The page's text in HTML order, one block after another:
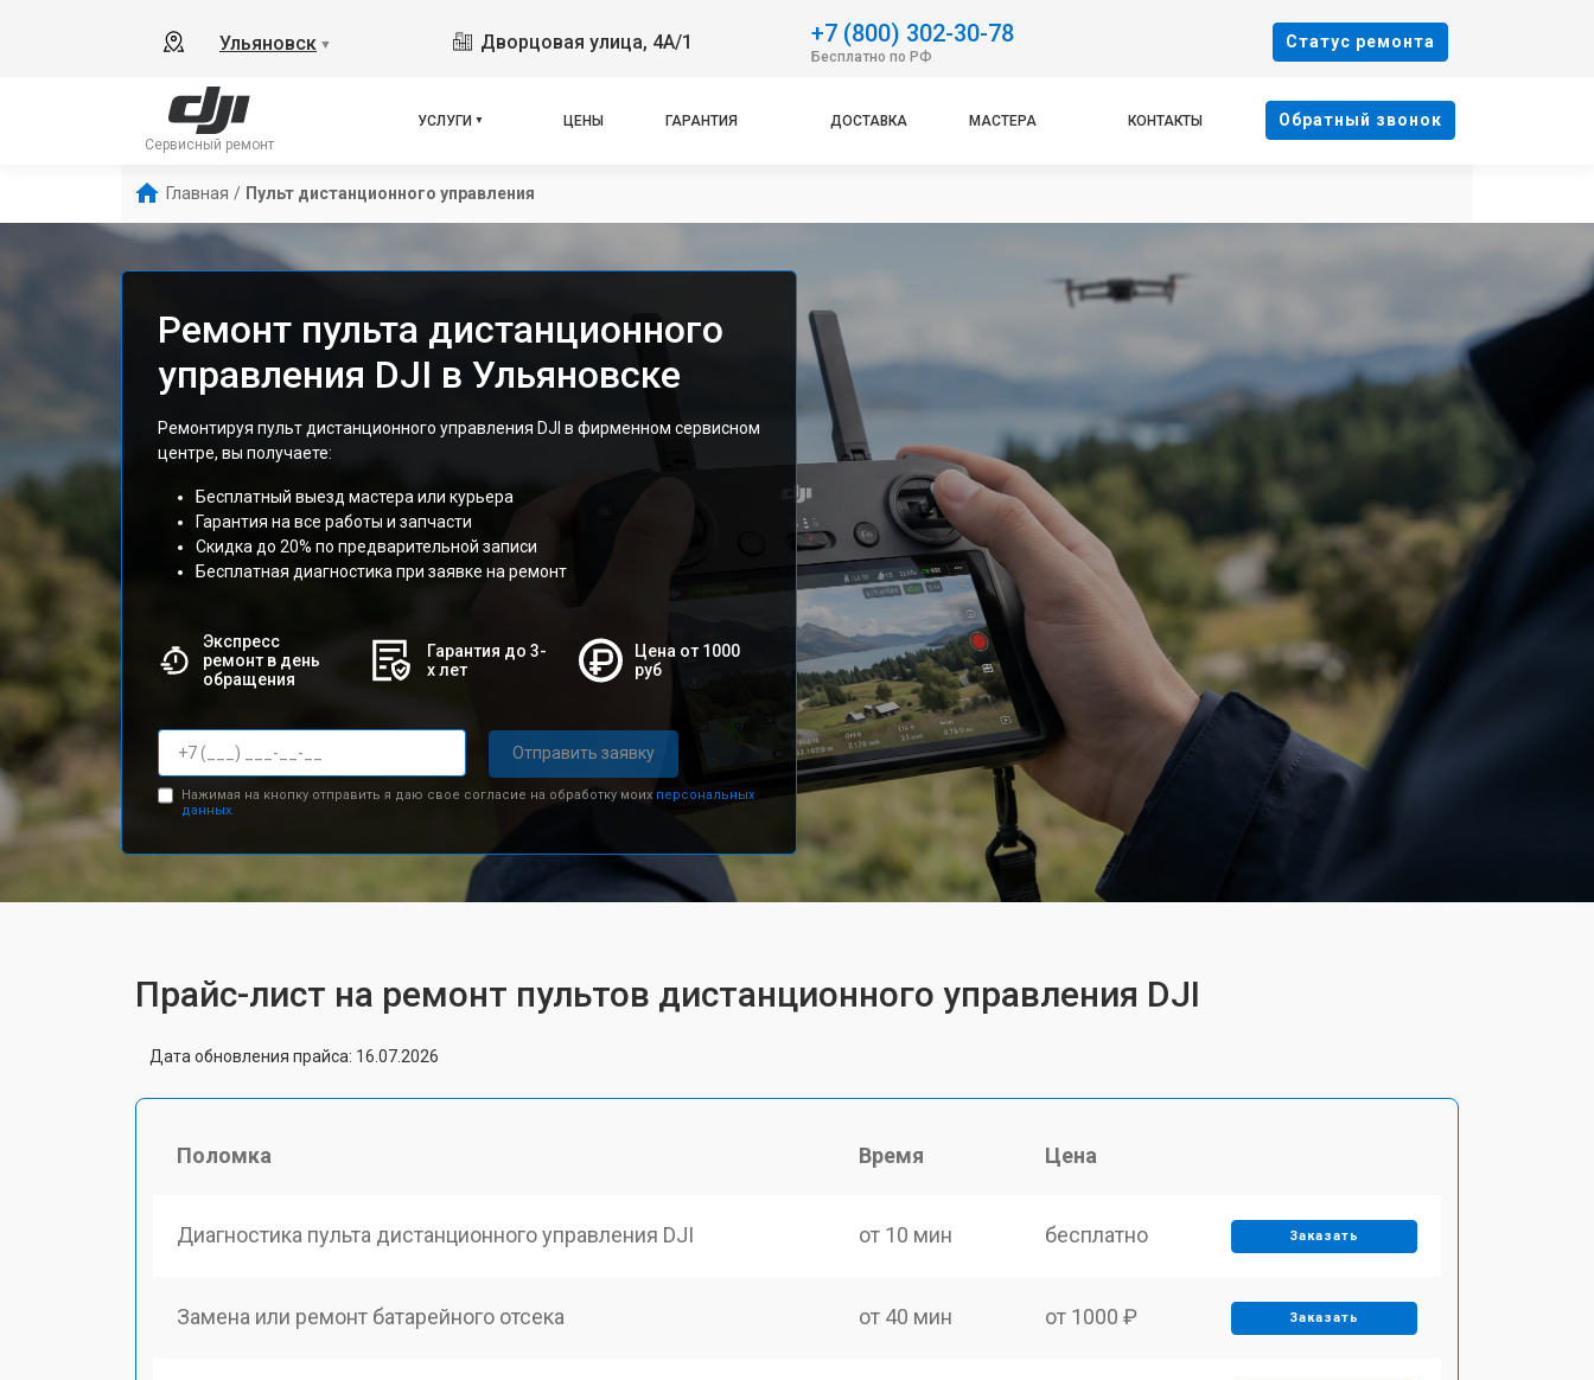
Ульяновск ▼ Дворцовая улица, 4А/1 +7 (800) 302-30-78
Бесплатно по РФ
Cтатус ремонта
Сервисный ремонт
УСЛУГИ ЦЕНЫ ГАРАНТИЯ ДОСТАВКА МАСТЕРА КОНТАКТЫ Oбратный звонок
Главная / Пульт дистанционного управления
Ремонт пульта дистанционного
управления DJI в Ульяновске
Ремонтируя пульт дистанционного управления DJI в фирменном сервисном
центре, вы получаете:
Бесплатный выезд мастера или курьера
Гарантия на все работы и запчасти
Скидка до 20% по предварительной записи
Бесплатная диагностика при заявке на ремонт
Экспресс
ремонт в день
обращения
Гарантия до 3-
х лет
Цена от 1000
руб
Отправить заявку
Нажимая на кнопку отправить я даю свое согласие на обработку моих персональных
данных.
Прайс-лист на ремонт пультов дистанционного управления DJI
Дата обновления прайса: 16.07.2026
Поломка Время Цена
Диагностика пульта дистанционного управления DJI от 10 мин бесплатно Заказать
Замена или ремонт батарейного отсека от 40 мин от 1000 ₽ Заказать